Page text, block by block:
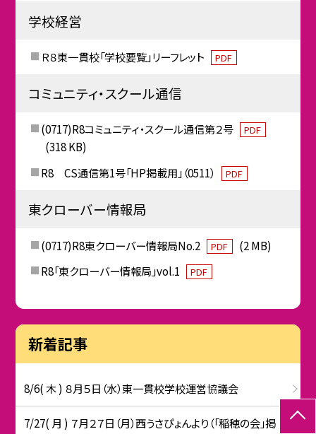
学校経営
Ｒ８東一貫校「学校要覧」リーフレット PDF
コミュニティ・スクール通信
(0717)R8コミュニティ・スクール通信第２号 PDF
(318 KB)
R8 CS通信第1号「HP掲載用」（0511）
PDF
東クローバー情報局
(0717)R8東クローバー情報局No.2 PDF
(2 MB)
R8「東クローバー情報局」vol.1
PDF
新着記事
8/6( 木 ) ８月５日（水）東一貫校学校運営協議会
7/27( 月 ) ７月２７日（月）西うさぴょんより（「稲穂の会」掲